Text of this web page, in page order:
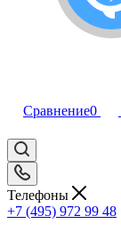
Сравнение0
Телефоны
+7 (495) 972 99 48